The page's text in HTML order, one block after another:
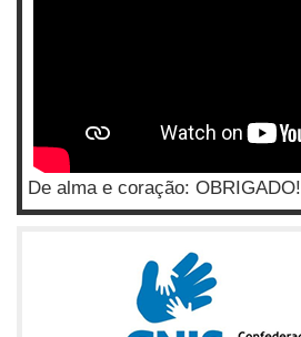
De alma e coração: OBRIGADO!